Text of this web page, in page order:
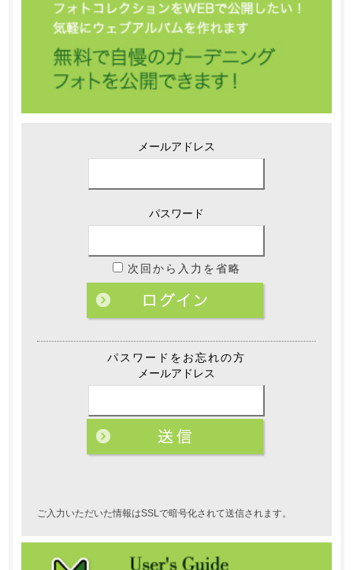
メールアドレス
パスワード
次回から入力を省略
パスワードをお忘れの方
メールアドレス
ご入力いただいた情報はSSLで暗号化されて送信されます。